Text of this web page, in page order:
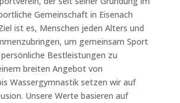
Gemeinschaft in Eisenach
ist es, Menschen jeden Alters und
um gemeinsam Sport
Bestleistungen zu
breiten Angebot von
Wassergymnastik setzen wir auf
Unsere Werte basieren auf